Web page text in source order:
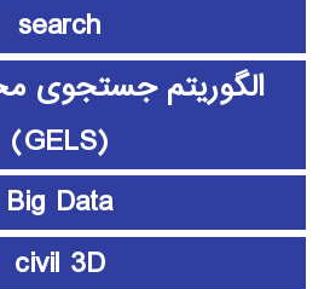
search
الگوریتم جستجوی
(GELS)
Big Data
civil 3D